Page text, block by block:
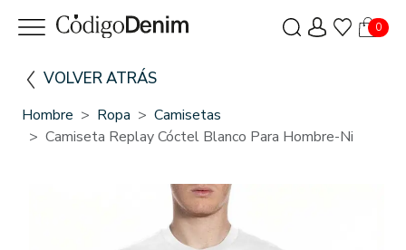
0
VOLVER ATRÁS
Hombre Ropa
Camisetas
Camiseta Replay Cóctel Blanco Para Hombre-Ni